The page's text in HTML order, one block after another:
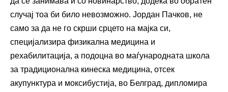
случај тоа би било невозможно. Јордан Пачков, не
само за да не го скрши срцето на мајка си,
специјализира физикална медицина и
рехабилитација, а подоцна во маѓународната школа
за традиционална кинеска медицина, отсек
акупунктура и моксибустија, во Белград, дипломира